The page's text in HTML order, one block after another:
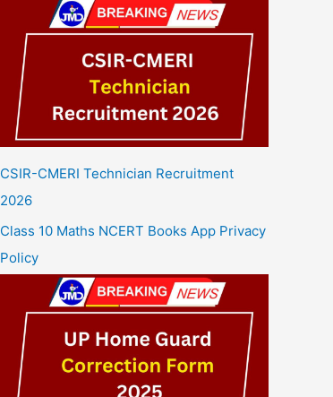
CSIR-CMERI Technician Recruitment
2026
Class 10 Maths NCERT Books App Privacy
Policy